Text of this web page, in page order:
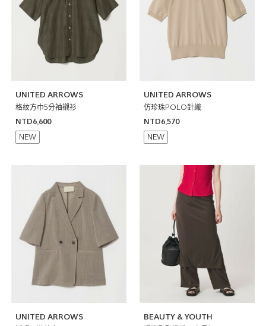
UNITED ARROWS
格紋方巾5分袖襯衫
NTD6,600
NEW
UNITED ARROWS
仿珍珠POLO針織
NTD6,570
NEW
UNITED ARROWS
BEAUTY & YOUTH